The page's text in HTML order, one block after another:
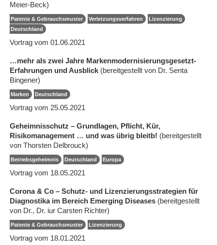
Meier-Beck)
Patente & Gebrauchsmuster Verletzungsverfahren
Lizenzierung
Deutschland
Vortrag vom 01.06.2021
…mehr als zwei Jahre Markenmodernisierungsgesetzt-
Erfahrungen und Ausblick (bereitgestellt von Dr. Senta
Bingener)
Marken Deutschland
Vortrag vom 25.05.2021
Geheimnisschutz – Grundlagen, Pflicht, Kür,
Risikomanagement … und was übrig bleitb! (bereitgestellt
von Thorsten Delbrouck)
Betriebsgeheimnis Deutschland Europa
Vortrag vom 18.05.2021
Corona & Co – Schutz- und Lizenzierungsstrategien für
Diagnostika im Bereich Emerging Diseases (bereitgestellt
von Dr., Dr. iur Carsten Richter)
Patente & Gebrauchsmuster Lizenzierung
Vortrag vom 18.01.2021